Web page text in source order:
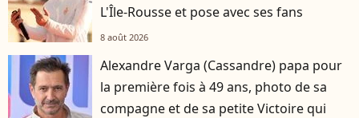
L'Île-Rousse et pose avec ses fans
8 août 2026
Alexandre Varga (Cassandre) papa pour
la première fois à 49 ans, photo de sa
compagne et de sa petite Victoire qui